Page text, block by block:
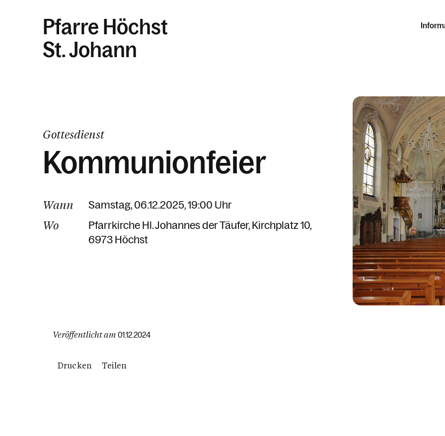
Pfarre Höchst
St. Johann
Gottesdienst
Kommunionfeier
Wann Samstag, 06.12.2025, 19:00 Uhr
Wo Pfarrkirche Hl. Johannes der Täufer Kirchplatz 10
6973 Höchst
Veröffentlicht am 01.12.2024
Drucken Teilen